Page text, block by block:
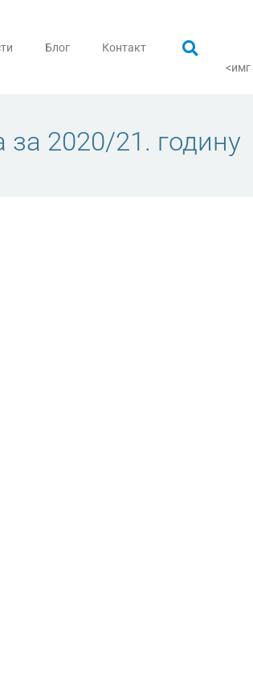
Блог
Контакт
2020/21. годину